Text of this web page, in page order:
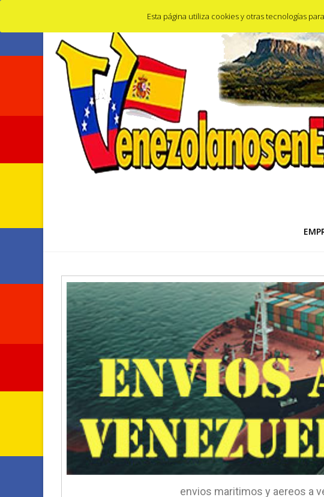
envios maritimos y aereos a
Esta página utiliza cookies y otras tecnologías